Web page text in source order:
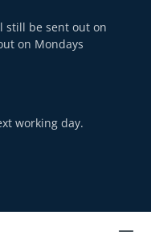
still be sent out on
on Mondays
working day.